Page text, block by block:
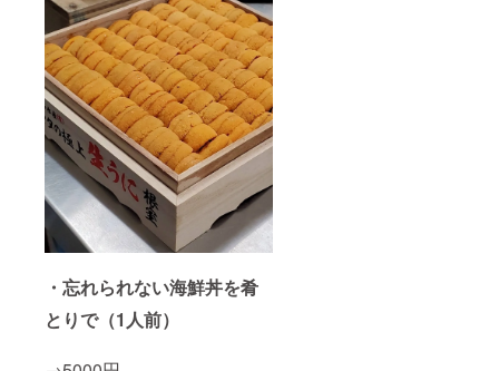
・忘れられない海鮮丼を肴
とりで（1人前）